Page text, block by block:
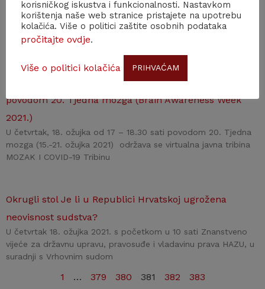
Hrvatske akademije znanosti i umjetnosti održava se online
seminar pod nazivom “Kirurški aspekti liječenja mitralne
patologije” u okviru zajedničke kardiološko-kardiokirurške
edukativne platforme “Mitralna akademija”.
18. 03. MOZAK I COVID-19: virturalna javna tribina
povodom 20. Tjedna mozga (Brain Awareness Week
2021.)
U četvrtak, 18. ožujka od 17 – 18.30 sati povodom 20. Tjedna
mozga (15.-21. ožujka 2021) održava se virtualna javna tribina
MOZAK I COVID-19 Tribinu
Okrugli stol Je li u Republici Hrvatskoj ugrožena
neovisnost sudstva?
U četvrtak 18. ožujka 2021. s početkom u 10 sati Znanstveno
vijeće za državnu upravu, pravosuđe i vladavinu prava HAZU, u
suradnji s Vrhovnim sudom
1 … 379 380 381 382 383
korisničkog iskustva i funkcionalnosti. Nastavkom
korištenja naše web stranice pristajete na upotrebu
kolačića. Više o politici zaštite osobnih podataka
pročitajte ovdje.
Više o politici kolačića PRIHVAĆAM